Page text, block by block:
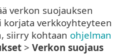
verkon suojauksen
korjata verkkoyhteyteen
siirry kohtaan ohjelman
> Verkon suojaus